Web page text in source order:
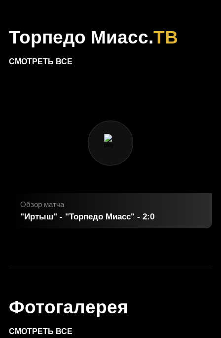
Торпедо Миасс.ТВ
СМОТРЕТЬ ВСЕ
Обзор матча
"Иртыш" - "Торпедо Миасс" - 2:0
Фотогалерея
СМОТРЕТЬ ВСЕ